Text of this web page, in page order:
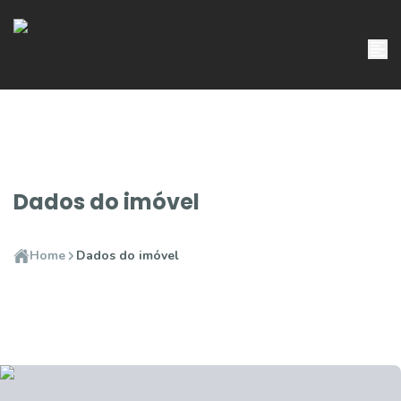
Dados do imóvel
Home Dados do imóvel